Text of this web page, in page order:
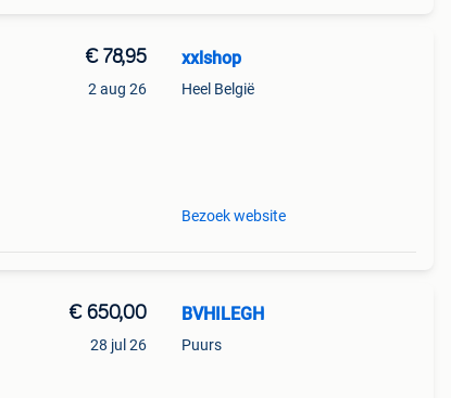
€ 78,95
2 aug 26
xxlshop
Heel België
Bezoek website
€ 650,00
28 jul 26
BVHILEGH
Puurs